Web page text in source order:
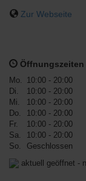
Zur Webseite
Öffnungszeiten
Mo.
10:00 - 20:00
Di.
10:00 - 20:00
Mi.
10:00 - 20:00
Do.
10:00 - 20:00
Fr.
10:00 - 20:00
Sa.
10:00 - 20:00
So.
Geschlossen
aktuell geöffnet -